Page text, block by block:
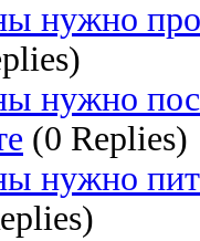
нужно
нужно
(0 Replies)
нужно